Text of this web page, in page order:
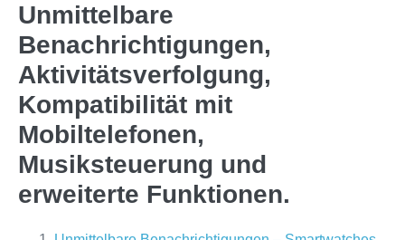
Unmittelbare
Benachrichtigungen,
Aktivitätsverfolgung,
Kompatibilität mit
Mobiltelefonen,
Musiksteuerung und
erweiterte Funktionen.